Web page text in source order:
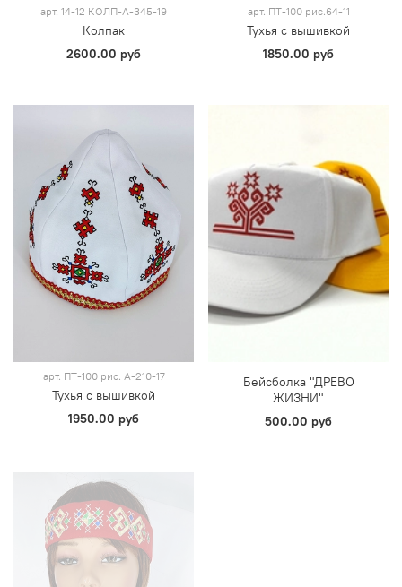
арт. 14-12 КОЛП-А-345-19
Колпак
2600.00 руб
арт. ПТ-100 рис.64-11
Тухья с вышивкой
1850.00 руб
арт. ПТ-100 рис. А-210-17
Тухья с вышивкой
1950.00 руб
Бейсболка "ДРЕВО
ЖИЗНИ"
500.00 руб